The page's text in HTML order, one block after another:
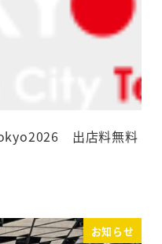
出店料無料
お知らせ